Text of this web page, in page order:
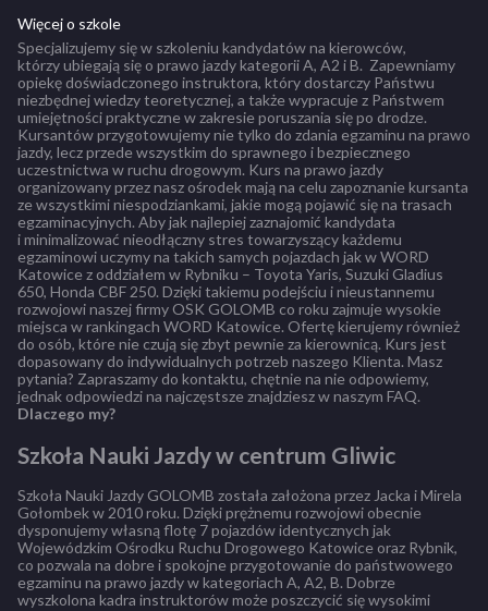
Więcej o szkole
Specjalizujemy się w szkoleniu kandydatów na kierowców,
którzy ubiegają się o prawo jazdy kategorii A, A2 i B. Zapewniamy
opiekę doświadczonego instruktora, który dostarczy Państwu
niezbędnej wiedzy teoretycznej, a także wypracuje z Państwem
umiejętności praktyczne w zakresie poruszania się po drodze.
Kursantów przygotowujemy nie tylko do zdania egzaminu na prawo
jazdy, lecz przede wszystkim do sprawnego i bezpiecznego
uczestnictwa w ruchu drogowym. Kurs na prawo jazdy
organizowany przez nasz ośrodek mają na celu zapoznanie kursanta
ze wszystkimi niespodziankami, jakie mogą pojawić się na trasach
egzaminacyjnych. Aby jak najlepiej zaznajomić kandydata
i minimalizować nieodłączny stres towarzyszący każdemu
egzaminowi uczymy na takich samych pojazdach jak w WORD
Katowice z oddziałem w Rybniku – Toyota Yaris, Suzuki Gladius
650, Honda CBF 250. Dzięki takiemu podejściu i nieustannemu
rozwojowi naszej firmy OSK GOLOMB co roku zajmuje wysokie
miejsca w rankingach WORD Katowice. Ofertę kierujemy również
do osób, które nie czują się zbyt pewnie za kierownicą. Kurs jest
dopasowany do indywidualnych potrzeb naszego Klienta. Masz
pytania? Zapraszamy do kontaktu, chętnie na nie odpowiemy,
jednak odpowiedzi na najczęstsze znajdziesz w naszym FAQ.
Dlaczego my?
Szkoła Nauki Jazdy w centrum Gliwic
Szkoła Nauki Jazdy GOLOMB została założona przez Jacka i Mirela
Gołombek w 2010 roku. Dzięki prężnemu rozwojowi obecnie
dysponujemy własną flotę 7 pojazdów identycznych jak
Wojewódzkim Ośrodku Ruchu Drogowego Katowice oraz Rybnik,
co pozwala na dobre i spokojne przygotowanie do państwowego
egzaminu na prawo jazdy w kategoriach A, A2, B. Dobrze
wyszkolona kadra instruktorów może poszczycić się wysokimi